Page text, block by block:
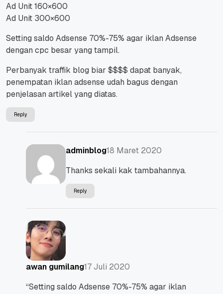
Ad Unit 160×600
Ad Unit 300×600
Setting saldo Adsense 70%-75% agar iklan Adsense
dengan cpc besar yang tampil.
Perbanyak traffik blog biar $$$$ dapat banyak,
penempatan iklan adsense udah bagus dengan
penjelasan artikel yang diatas.
Reply
adminblog18 Maret 2020
Thanks sekali kak tambahannya.
Reply
awan gumilang17 Juli 2020
“Setting saldo Adsense 70%-75% agar iklan